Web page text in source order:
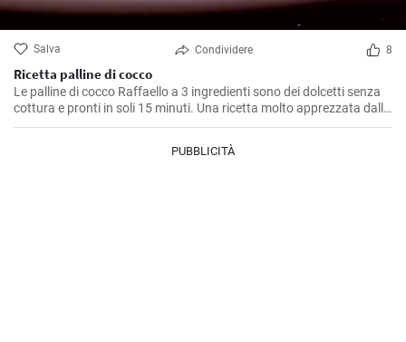
Salva Condividere 8
Ricetta palline di cocco
Le palline di cocco Raffaello a 3 ingredienti sono dei dolcetti senza
cottura e pronti in soli 15 minuti. Una ricetta molto apprezzata dalle
famiglie, che potrete realizzare con i vostri bambini.
PUBBLICITÀ